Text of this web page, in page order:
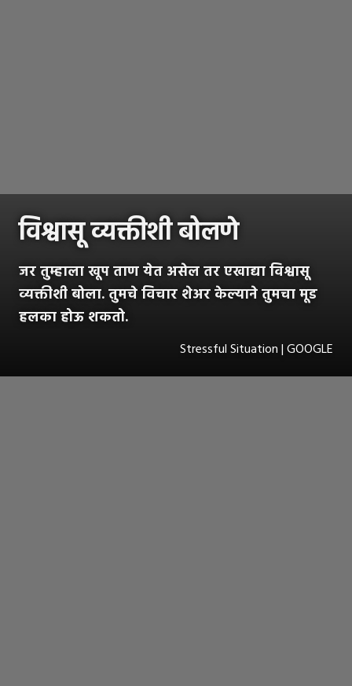
विश्वासू व्यक्तीशी बोलणे
जर तुम्हाला खूप ताण येत असेल तर एखाद्या विश्वासू
व्यक्तीशी बोला. तुमचे विचार शेअर केल्याने तुमचा मूड
हलका होऊ शकतो.
Stressful Situation | GOOGLE